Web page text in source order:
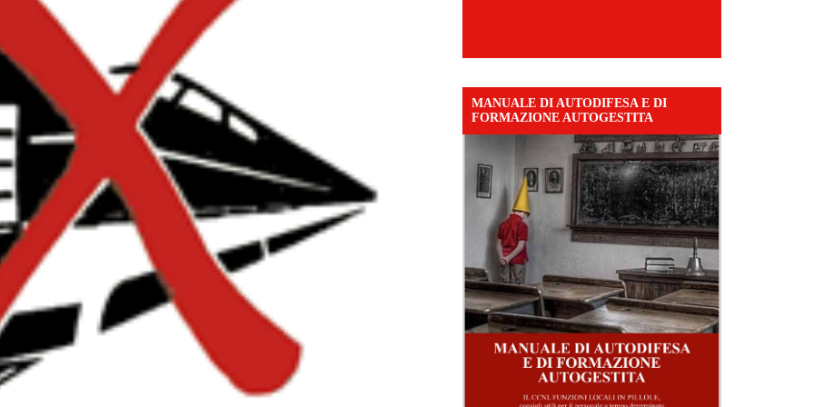
MANUALE DI AUTODIFESA E DI
FORMAZIONE AUTOGESTITA